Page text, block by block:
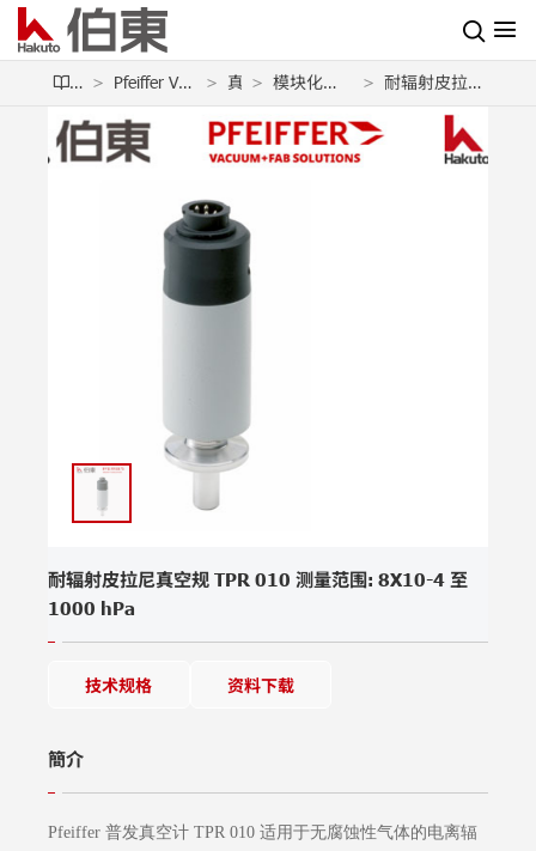
产品 Pfeiffer Vacuum 普发真空 真空计 模块化真空计 ModulLine 耐辐射皮拉尼真空规 TPR 010
耐辐射皮拉尼真空规 TPR 010 测量范围: 8X10-4 至
1000 hPa
技术规格 资料下载
簡介
Pfeiffer 普发真空计 TPR 010 适用于无腐蚀性气体的电离辐